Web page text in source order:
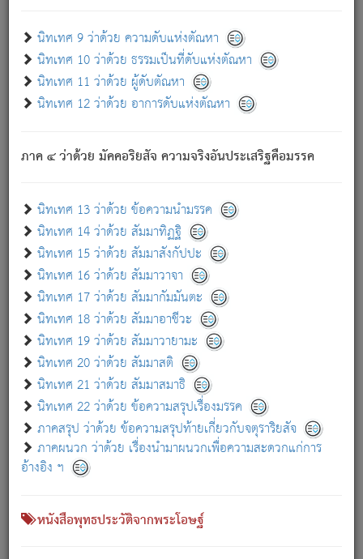
นิทเทศ 9 ว่าด้วย ความดับแห่งตัณหา
นิทเทศ 10 ว่าด้วย ธรรมเป็นที่ดับแห่งตัณหา
นิทเทศ 11 ว่าด้วย ผู้ดับตัณหา
นิทเทศ 12 ว่าด้วย อาการดับแห่งตัณหา
ภาค ๔ ว่าด้วย มัคคอริยสัจ ความจริงอันประเสริฐคือมรรค
นิทเทศ 13 ว่าด้วย ข้อความนำมรรค
นิทเทศ 14 ว่าด้วย สัมมาทิฏฐิ
นิทเทศ 15 ว่าด้วย สัมมาสังกัปปะ
นิทเทศ 16 ว่าด้วย สัมมาวาจา
นิทเทศ 17 ว่าด้วย สัมมากัมมันตะ
นิทเทศ 18 ว่าด้วย สัมมาอาชีวะ
นิทเทศ 19 ว่าด้วย สัมมาวายามะ
นิทเทศ 20 ว่าด้วย สัมมาสติ
นิทเทศ 21 ว่าด้วย สัมมาสมาธิ
นิทเทศ 22 ว่าด้วย ข้อความสรุปเรื่องมรรค
ภาคสรุป ว่าด้วย ข้อความสรุปท้ายเกี่ยวกับจตุราริยสัจ
ภาคผนวก ว่าด้วย เรื่องนำมาผนวกเพื่อความสะดวกแก่การ
อ้างอิง ฯ
หนังสือพุทธประวัติจากพระโอษฐ์
- อุ.ขุ. ๒๕/๑๒๑/๘๔.
(ข้อความนี้ เป็นพระพุทธอุทานที่ทรงเปล่งออก ที่โคนต้นโพธิ์
เป็นที่ตรัสรู้ เมื่อตรัสรู้แล้วได้ 7 วัน)
เกี่ยวกับธรรมโฆษณ์ออนไลน์ (Disclaimer)
แม้ระบบ "ธรรมโฆษณ์ออนไลน์" พยายามปรับปรุงข้อมูลให้ถูกต้องมากที่สุด
ผู้ศึกษาก็พึงตรวจสอบกับตัวเล่มหนังสือต้นฉบับ ที่มีการพิมพ์ครั้งล่าสุด
ก่อนนำข้อมูลไปใช้ในการอ้างอิง"
เกี่ยวกับอัตถจารี|เกี่ยวกับการพัฒนา|แจ้งข้อผิดพลาด / แนะนำ
หนังสือที่เกี่ยวข้อง